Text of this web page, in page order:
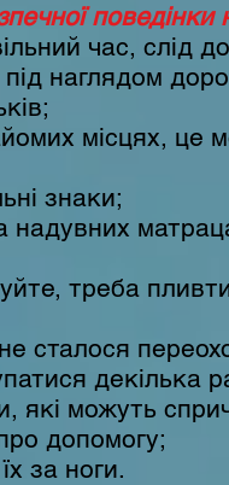
поведінки
час, слід
наглядом
місцях,
знаки;
треба
сталося
декілька
які можуть
допомогу;
за ноги.